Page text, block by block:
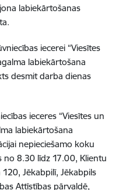
labiekārtošanas
iecerei “Viesītes
labiekārtošana
desmit darba dienas
ieceres “Viesītes un
labiekārtošana
nepieciešamo koku
no 8.30 līdz 17.00, Klientu
Jēkabpilī, Jēkabpils
Attīstības pārvaldē,